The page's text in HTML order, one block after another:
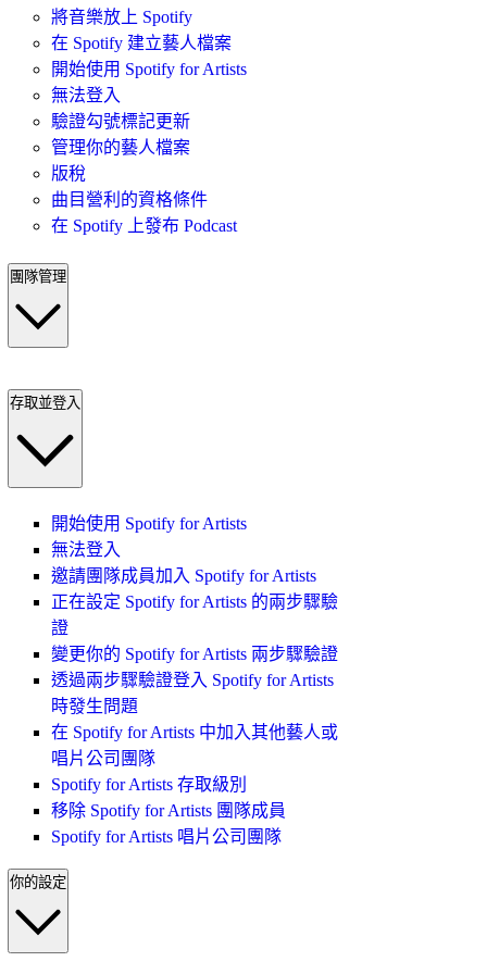
將音樂放上 Spotify
在 Spotify 建立藝人檔案
開始使用 Spotify for Artists
無法登入
驗證勾號標記更新
管理你的藝人檔案
版稅
曲目營利的資格條件
在 Spotify 上發布 Podcast
團隊管理
存取並登入
開始使用 Spotify for Artists
無法登入
邀請團隊成員加入 Spotify for Artists
正在設定 Spotify for Artists 的兩步驟驗
證
變更你的 Spotify for Artists 兩步驟驗證
透過兩步驟驗證登入 Spotify for Artists
時發生問題
在 Spotify for Artists 中加入其他藝人或
唱片公司團隊
Spotify for Artists 存取級別
移除 Spotify for Artists 團隊成員
Spotify for Artists 唱片公司團隊
你的設定